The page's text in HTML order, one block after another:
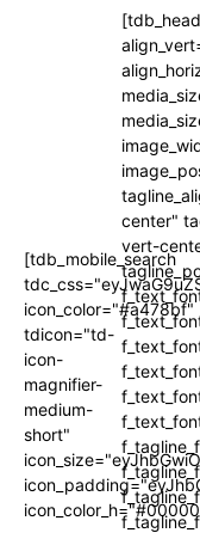
[tdb_mobile_search
icon_color="#a478bf"
tdicon="td-
icon-
magnifier-
medium-
short"
center"
vert-